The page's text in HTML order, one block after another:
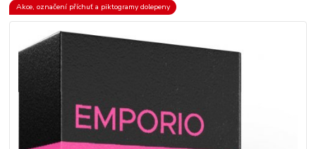
Akce, označení příchuť a piktogramy dolepeny